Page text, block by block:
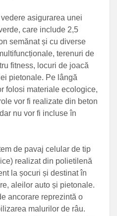
asigurarea unei
care include 2,5
semănat și cu diverse
terenuri de
fitness, locuri de joacă
pietonale. Pe lângă
folosi materiale ecologice,
vor fi realizate din beton
nu vor fi incluse în
de pavaj celular de tip
realizat din polietilenă
la șocuri și destinat în
aleilor auto și pietonale.
ancorare reprezintă o
malurilor de râu.